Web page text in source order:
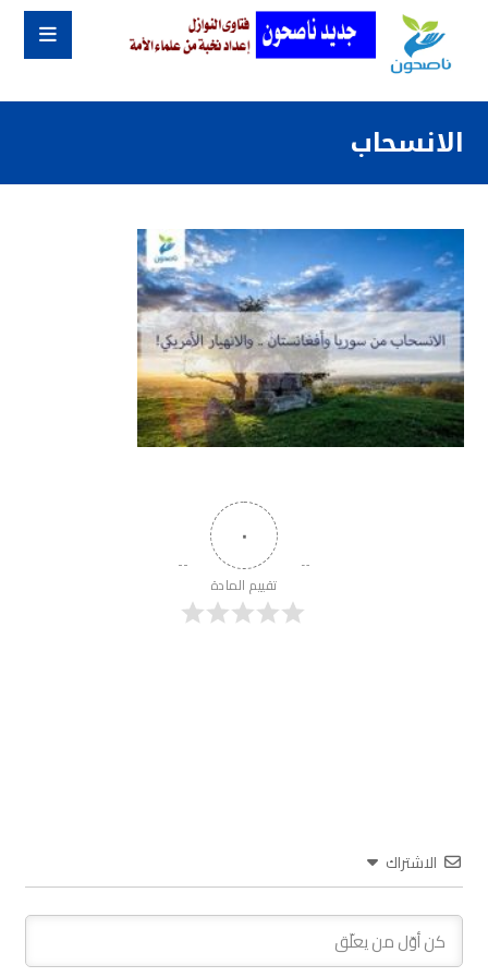
الانسحاب
٠
تقييم المادة
الاشتراك